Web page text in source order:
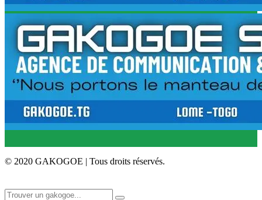
© 2020 GAKOGOE | Tous droits réservés.